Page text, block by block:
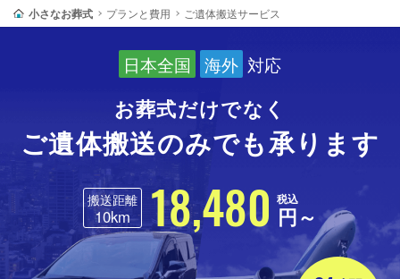
小さなお葬式 プランと費用 ご遺体搬送サービス
日本全国 海外 対応
お葬式だけでなく
ご遺体搬送のみでも承ります
搬送距離
10km 18,480 円～
税込